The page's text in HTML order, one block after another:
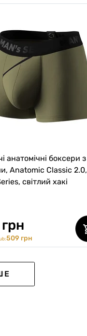
анатомічні боксери з
Anatomic Classic 2.0,
світлий хакі
509 грн